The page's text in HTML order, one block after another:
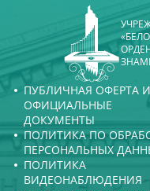
ПУБЛИЧНАЯ ОФЕРТА И
ОФИЦИАЛЬНЫЕ
ДОКУМЕНТЫ
ПОЛИТИКА ПО
ПЕРСОНАЛЬНЫХ
ПОЛИТИКА
ВИДЕОНАБЛЮДЕНИЯ